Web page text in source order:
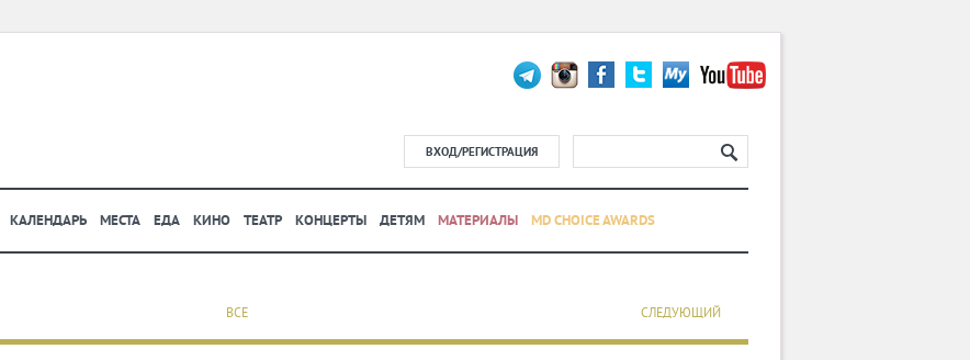
ВХОД/РЕГИСТРАЦИЯ
КАЛЕНДАРЬ МЕСТА ЕДА КИНО ТЕАТР КОНЦЕРТЫ ДЕТЯМ МАТЕРИАЛЫ MD CHOICE AWARDS
ВСЕ СЛЕДУЮЩИЙ